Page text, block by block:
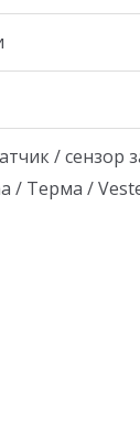
/ сензор
/ Терма /